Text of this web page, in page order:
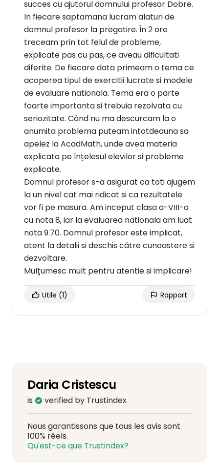
succes cu ajutorul domnului profesor Dobre.
In fiecare saptamana lucram alaturi de
domnul profesor la pregatire. În 2 ore
treceam prin tot felul de probleme,
explicate pas cu pas, ce aveau dificultati
diferite. De fiecare data primeam o tema ce
acoperea tipul de exercitii lucrate si modele
de evaluare nationala. Tema era o parte
foarte importanta si trebuia rezolvata cu
seriozitate. Când nu ma descurcam la o
anumita problema puteam intotdeauna sa
apelez la AcadMath, unde avea materia
explicata pe înțelesul elevilor si probleme
explicate.
Domnul profesor s-a asigurat ca toti ajugem
la un nivel cat mai ridicat si ca rezultatele
vor fi pe masura. Am inceput clasa a-VIII-a
cu nota 8, iar la evaluarea nationala am luat
nota 9.70. Domnul profesor este implicat,
atent la detalii si deschis către cunoastere si
dezvoltare.
Mulțumesc mult pentru atentie si implicare!
Utile (1) Rapport
Daria Cristescu
is verified by Trustindex
Nous garantissons que tous les avis sont
100% réels.
Qu'est-ce que Trustindex?